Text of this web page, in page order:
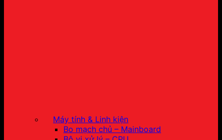
Máy tính & Linh kiện
Bo mạch chủ – Mainboard